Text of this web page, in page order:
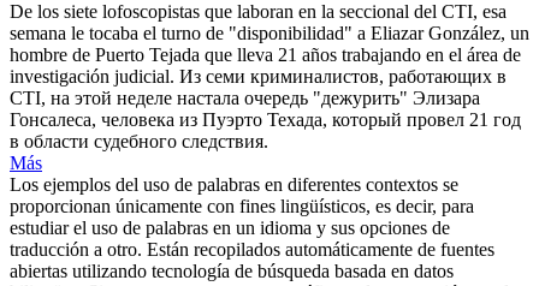
De los siete lofoscopistas que laboran en la seccional del CTI, esa
semana le tocaba el turno de "disponibilidad" a Eliazar González, un
hombre de Puerto Tejada que lleva 21 años trabajando en el área de
investigación judicial. Из семи криминалистов, работающих в
CTI, на этой неделе настала очередь "дежурить" Элизара
Гонсалеса, человека из Пуэрто Техада, который провел 21 год
в области судебного следствия.
Más
Los ejemplos del uso de palabras en diferentes contextos se
proporcionan únicamente con fines lingüísticos, es decir, para
estudiar el uso de palabras en un idioma y sus opciones de
traducción a otro. Están recopilados automáticamente de fuentes
abiertas utilizando tecnología de búsqueda basada en datos